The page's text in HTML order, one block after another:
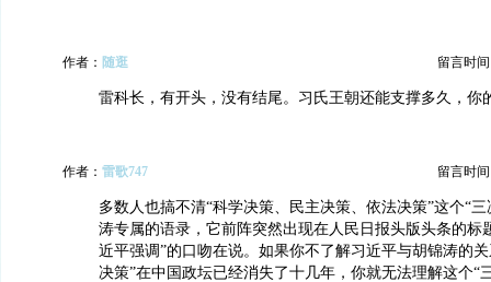
作者： 随逛 留言时间
雷科长，有开头，没有结尾。习氏王朝还能支撑多久，你
作者： 雷歌747 留言时间
多数人也搞不清“科学决策、民主决策、依法决策”这个“
涛专属的语录，它前阵突然出现在人民日报头版头条的标
近平强调”的口吻在说。如果你不了解习近平与胡锦涛的
决策”在中国政坛已经消失了十几年，你就无法理解这个“